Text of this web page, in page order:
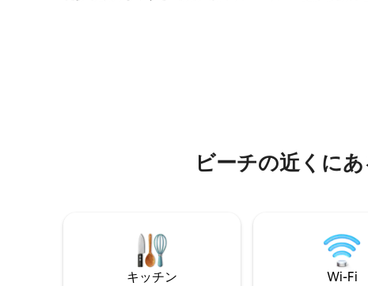
ビーチの近くに
キッチン Wi-Fi